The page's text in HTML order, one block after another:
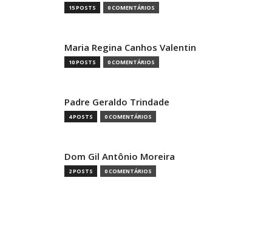
15 POSTS 0 COMENTÁRIOS
Maria Regina Canhos Valentin
10 POSTS 0 COMENTÁRIOS
Padre Geraldo Trindade
4 POSTS 0 COMENTÁRIOS
Dom Gil Antônio Moreira
2 POSTS 0 COMENTÁRIOS